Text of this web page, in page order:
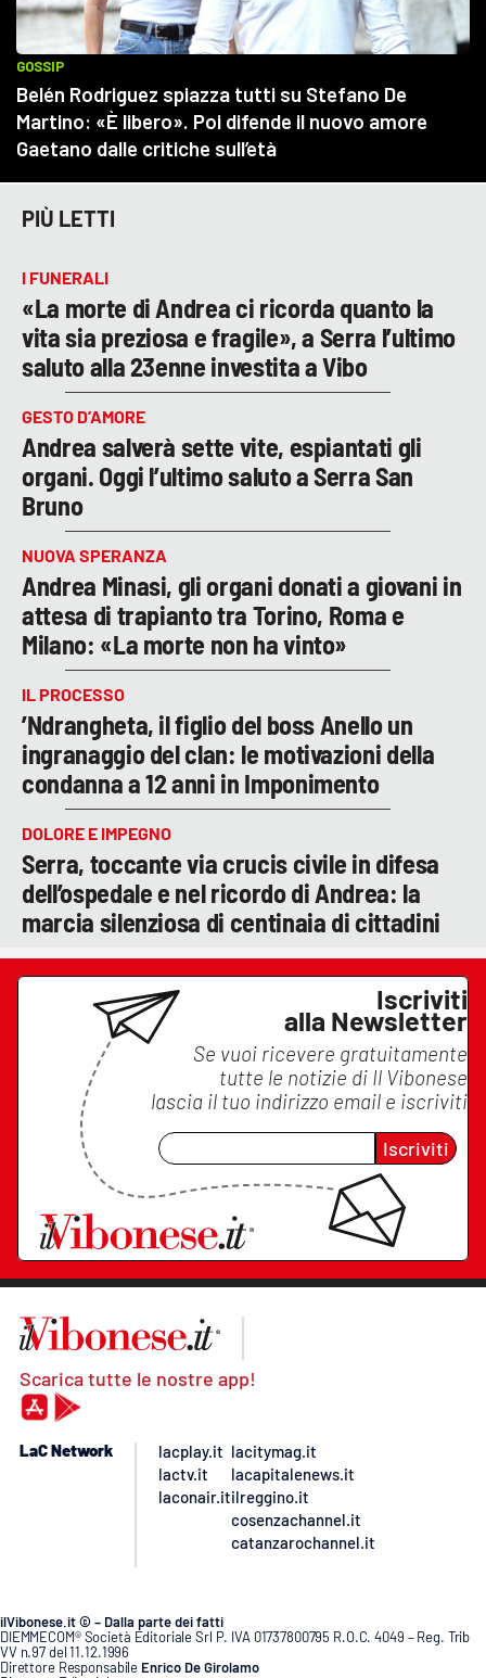
PIÙ LETTI
I FUNERALI
«La morte di Andrea ci ricorda quanto la
vita sia preziosa e fragile», a Serra l’ultimo
saluto alla 23enne investita a Vibo
GESTO D’AMORE
Andrea salverà sette vite, espiantati gli
organi. Oggi l’ultimo saluto a Serra San
Bruno
NUOVA SPERANZA
Andrea Minasi, gli organi donati a giovani in
attesa di trapianto tra Torino, Roma e
Milano: «La morte non ha vinto»
IL PROCESSO
’Ndrangheta, il figlio del boss Anello un
ingranaggio del clan: le motivazioni della
condanna a 12 anni in Imponimento
DOLORE E IMPEGNO
Serra, toccante via crucis civile in difesa
dell’ospedale e nel ricordo di Andrea: la
marcia silenziosa di centinaia di cittadini
Iscriviti
alla Newsletter
Se vuoi ricevere gratuitamente
tutte le notizie di Il Vibonese
lascia il tuo indirizzo email e iscriviti
Iscriviti
Scarica tutte le nostre app!
LaC Network
lacplay.it
lactv.it
laconair.it
lacitymag.it
lacapitalenews.it
ilreggino.it
cosenzachannel.it
catanzarochannel.it
ilVibonese.it © – Dalla parte dei fatti
DIEMMECOM® Società Editoriale Srl P. IVA 01737800795 R.O.C. 4049 – Reg. Trib
VV n.97 del 11.12.1996
Direttore Responsabile Enrico De Girolamo